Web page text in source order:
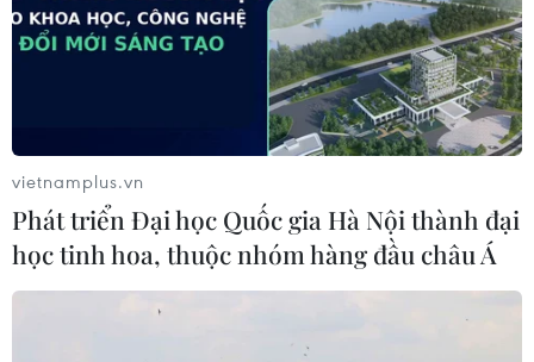
WHO giải thích về các giai đoạn
thử nghiệm vắcxin COVID-19
vietnamplus.vn
Phát triển Đại học Quốc gia Hà Nội thành đại
học tinh hoa, thuộc nhóm hàng đầu châu Á